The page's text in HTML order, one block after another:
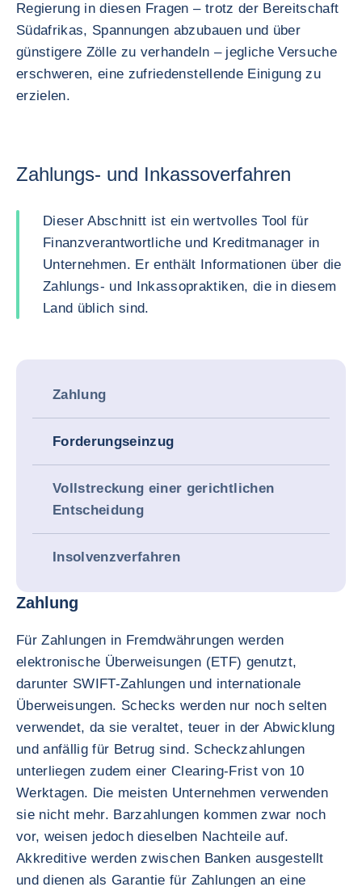
Regierung in diesen Fragen – trotz der Bereitschaft
Südafrikas, Spannungen abzubauen und über
günstigere Zölle zu verhandeln – jegliche Versuche
erschweren, eine zufriedenstellende Einigung zu
erzielen.
Zahlungs- und Inkassoverfahren
Dieser Abschnitt ist ein wertvolles Tool für
Finanzverantwortliche und Kreditmanager in
Unternehmen. Er enthält Informationen über die
Zahlungs- und Inkassopraktiken, die in diesem
Land üblich sind.
Zahlung
Forderungseinzug
Vollstreckung einer gerichtlichen
Entscheidung
Insolvenzverfahren
Zahlung
Für Zahlungen in Fremdwährungen werden
elektronische Überweisungen (ETF) genutzt,
darunter SWIFT-Zahlungen und internationale
Überweisungen. Schecks werden nur noch selten
verwendet, da sie veraltet, teuer in der Abwicklung
und anfällig für Betrug sind. Scheckzahlungen
unterliegen zudem einer Clearing-Frist von 10
Werktagen. Die meisten Unternehmen verwenden
sie nicht mehr. Barzahlungen kommen zwar noch
vor, weisen jedoch dieselben Nachteile auf.
Akkreditive werden zwischen Banken ausgestellt
und dienen als Garantie für Zahlungen an eine